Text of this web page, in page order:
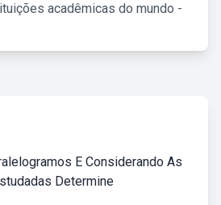
acadêmicas do mundo -
E Considerando As
Determine